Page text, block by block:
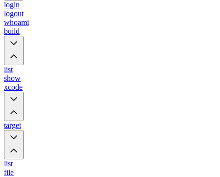
login
logout
whoami
build
list
show
xcode
target
list
file